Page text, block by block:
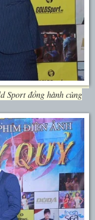
Sport đồng hành cùng